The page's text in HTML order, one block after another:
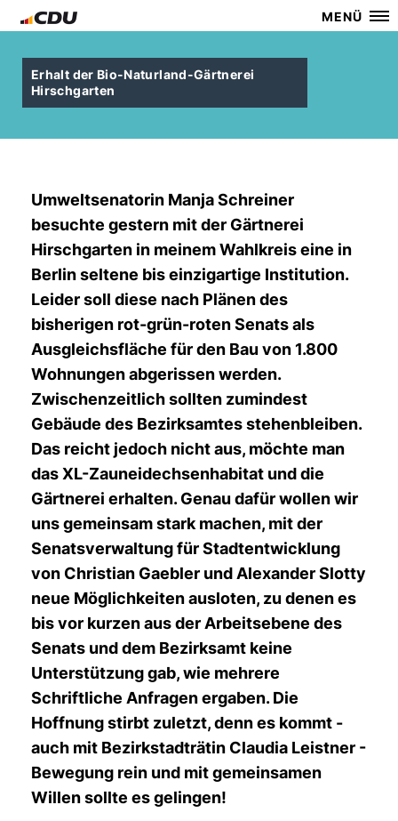
MENÜ
Erhalt der Bio-Naturland-Gärtnerei
Hirschgarten
Umweltsenatorin Manja Schreiner
besuchte gestern mit der Gärtnerei
Hirschgarten in meinem Wahlkreis eine in
Berlin seltene bis einzigartige Institution.
Leider soll diese nach Plänen des
bisherigen rot-grün-roten Senats als
Ausgleichsfläche für den Bau von 1.800
Wohnungen abgerissen werden.
Zwischenzeitlich sollten zumindest
Gebäude des Bezirksamtes stehenbleiben.
Das reicht jedoch nicht aus, möchte man
das XL-Zauneidechsenhabitat und die
Gärtnerei erhalten. Genau dafür wollen wir
uns gemeinsam stark machen, mit der
Senatsverwaltung für Stadtentwicklung
von Christian Gaebler und Alexander Slotty
neue Möglichkeiten ausloten, zu denen es
bis vor kurzen aus der Arbeitsebene des
Senats und dem Bezirksamt keine
Unterstützung gab, wie mehrere
Schriftliche Anfragen ergaben. Die
Hoffnung stirbt zuletzt, denn es kommt -
auch mit Bezirkstadträtin Claudia Leistner -
Bewegung rein und mit gemeinsamen
Willen sollte es gelingen!